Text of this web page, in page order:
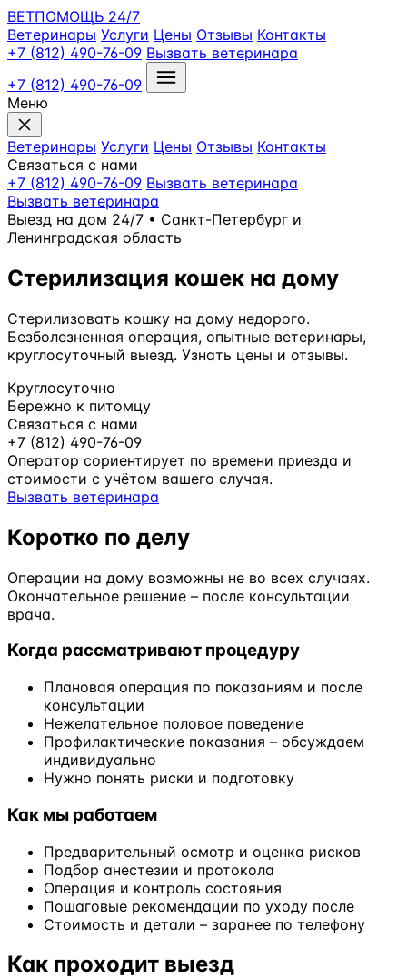
ВЕТПОМОЩЬ 24/7
Ветеринары Услуги Цены Отзывы Контакты
+7 (812) 490-76-09 Вызвать ветеринара
+7 (812) 490-76-09
Меню
Ветеринары Услуги Цены Отзывы Контакты
Связаться с нами
+7 (812) 490-76-09 Вызвать ветеринара
Вызвать ветеринара
Выезд на дом 24/7 • Санкт-Петербург и
Ленинградская область
Стерилизация кошек на дому
Стерилизовать кошку на дому недорого.
Безболезненная операция, опытные ветеринары,
круглосуточный выезд. Узнать цены и отзывы.
Круглосуточно
Бережно к питомцу
Связаться с нами
+7 (812) 490-76-09
Оператор сориентирует по времени приезда и
стоимости с учётом вашего случая.
Вызвать ветеринара
Коротко по делу
Операции на дому возможны не во всех случаях.
Окончательное решение – после консультации
врача.
Когда рассматривают процедуру
Плановая операция по показаниям и после
консультации
Нежелательное половое поведение
Профилактические показания – обсуждаем
индивидуально
Нужно понять риски и подготовку
Как мы работаем
Предварительный осмотр и оценка рисков
Подбор анестезии и протокола
Операция и контроль состояния
Пошаговые рекомендации по уходу после
Стоимость и детали – заранее по телефону
Как проходит выезд